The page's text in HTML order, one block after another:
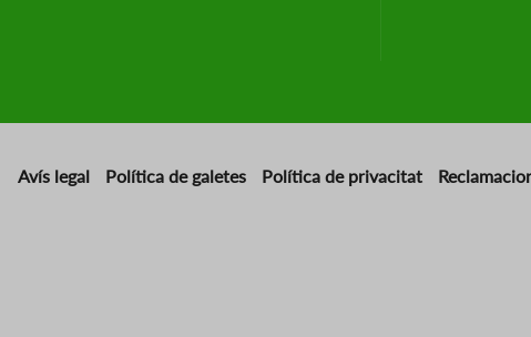
Avís legal Política de galetes Política de privacitat